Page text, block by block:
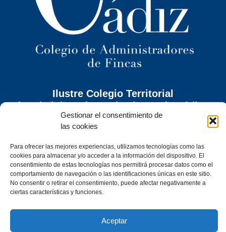
Gestionar el consentimiento de
las cookies
Para ofrecer las mejores experiencias, utilizamos tecnologías como las
cookies para almacenar y/o acceder a la información del dispositivo. El
consentimiento de estas tecnologías nos permitirá procesar datos como el
comportamiento de navegación o las identificaciones únicas en este sitio.
No consentir o retirar el consentimiento, puede afectar negativamente a
ciertas características y funciones.
Aceptar
Ilustre Colegio Territorial
de Administradores de Fincasde Cádiz y
Ceuta
Tel. 956 30 72 86
secretaria@cafcadiz.com